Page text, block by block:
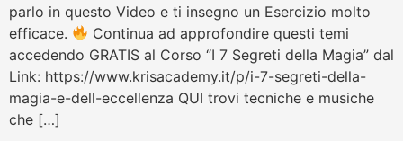
parlo in questo Video e ti insegno un Esercizio molto
efficace.
Continua ad approfondire questi temi
accedendo GRATIS al Corso “I 7 Segreti della Magia” dal
Link: https://www.krisacademy.it/p/i-7-segreti-della-
magia-e-dell-eccellenza QUI trovi tecniche e musiche
che […]